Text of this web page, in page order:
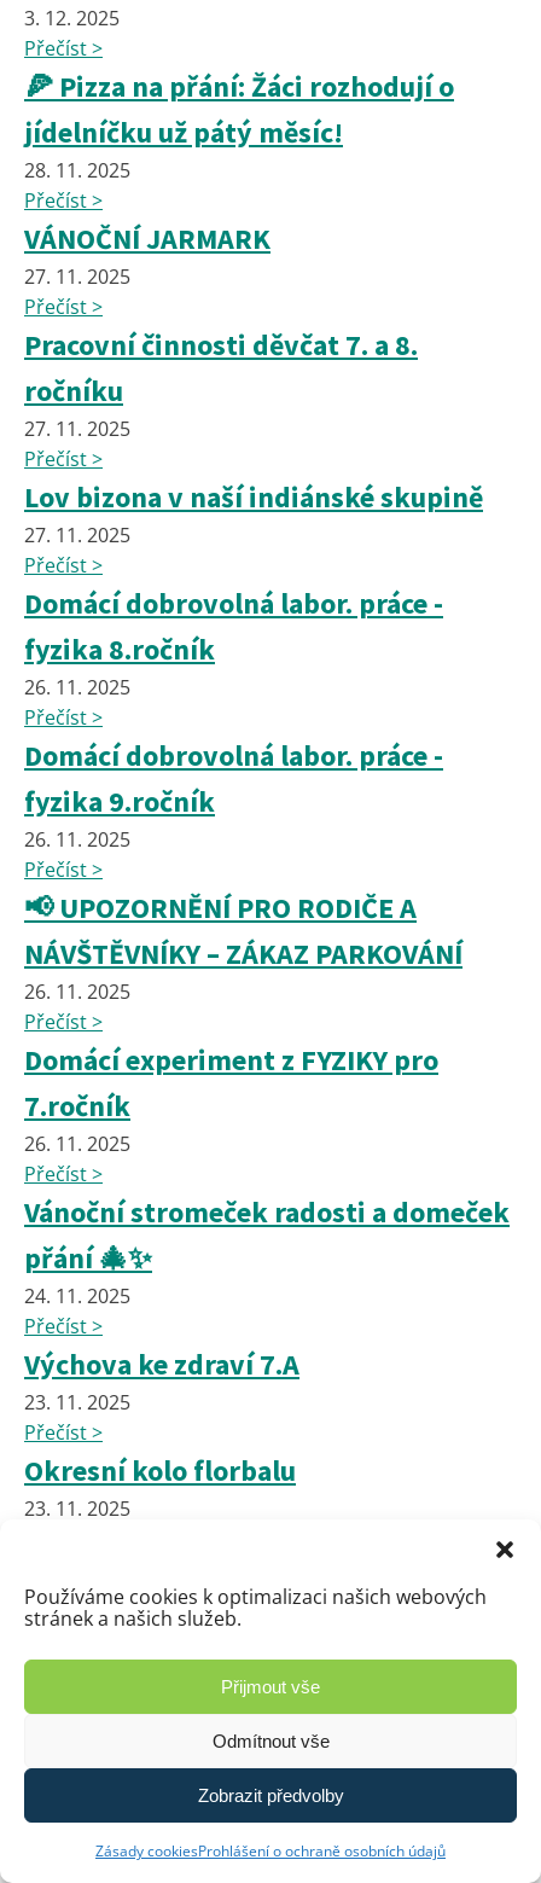
Používáme cookies k optimalizaci našich webových
stránek a našich služeb.
Přijmout vše
Odmítnout vše
Zobrazit předvolby
Zásady cookiesProhlášení o ochraně osobních údajů
3. 12. 2025
Přečíst >
🍕 Pizza na přání: Žáci rozhodují o
jídelníčku už pátý měsíc!
28. 11. 2025
Přečíst >
VÁNOČNÍ JARMARK
27. 11. 2025
Přečíst >
Pracovní činnosti děvčat 7. a 8.
ročníku
27. 11. 2025
Přečíst >
Lov bizona v naší indiánské skupině
27. 11. 2025
Přečíst >
Domácí dobrovolná labor. práce -
fyzika 8.ročník
26. 11. 2025
Přečíst >
Domácí dobrovolná labor. práce -
fyzika 9.ročník
26. 11. 2025
Přečíst >
📢 UPOZORNĚNÍ PRO RODIČE A
NÁVŠTĚVNÍKY – ZÁKAZ PARKOVÁNÍ
26. 11. 2025
Přečíst >
Domácí experiment z FYZIKY pro
7.ročník
26. 11. 2025
Přečíst >
Vánoční stromeček radosti a domeček
přání 🎄✨
24. 11. 2025
Přečíst >
Výchova ke zdraví 7.A
23. 11. 2025
Přečíst >
Okresní kolo florbalu
23. 11. 2025
Pardubice
14. 11. 2025
Příprava na Vánoční jarmark
14. 11. 2025
🎄✨ Zveme vás na Tradiční Vánoční